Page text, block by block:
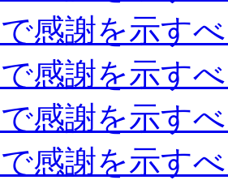
感謝を示す
感謝を示す
感謝を示す
感謝を示す